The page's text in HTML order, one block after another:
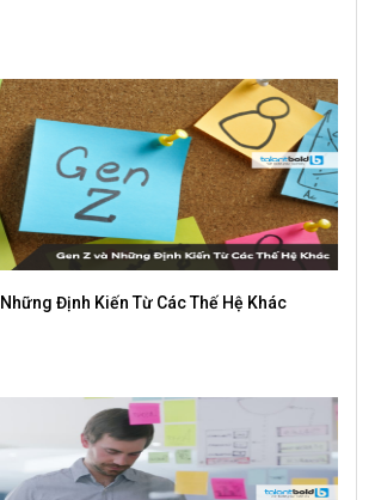
Định Kiến Từ Các Thế Hệ Khác